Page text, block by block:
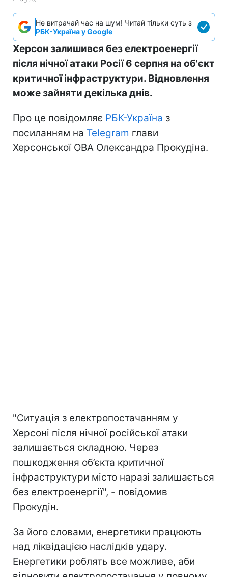
Не витрачай час на шум! Читай тільки суть з
РБК-Україна у Google
Херсон залишився без електроенергії
після нічної атаки Росії 6 серпня на об'єкт
критичної інфраструктури. Відновлення
може зайняти декілька днів.
Про це повідомляє РБК-Україна з
посиланням на Telegram глави
Херсонської ОВА Олександра Прокудіна.
"Ситуація з електропостачанням у
Херсоні після нічної російської атаки
залишається складною. Через
пошкодження об’єкта критичної
інфраструктури місто наразі залишається
без електроенергії", - повідомив
Прокудін.
За його словами, енергетики працюють
над ліквідацією наслідків удару.
Енергетики роблять все можливе, аби